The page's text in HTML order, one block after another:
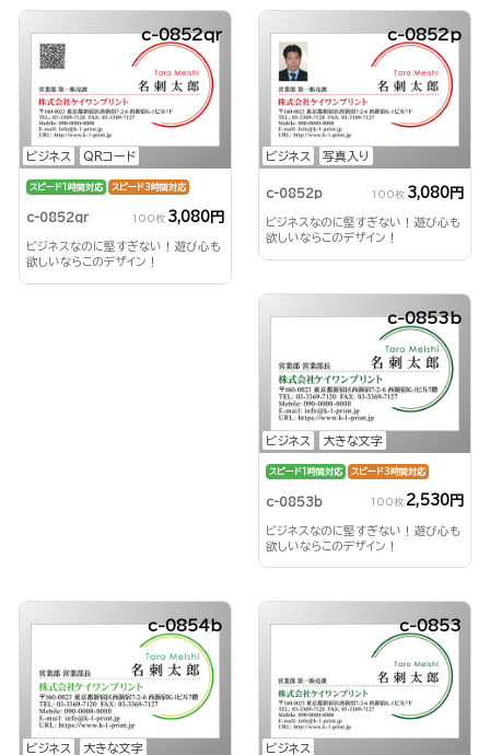
ビジネス QRコード
c-0852qr
スピード1時間対応 スピード3時間対応
c-0852qr 100枚 3,080円
ビジネスなのに堅すぎない！遊び心も
欲しいならこのデザイン！
ビジネス 写真入り
c-0852p
c-0852p 100枚 3,080円
ビジネスなのに堅すぎない！遊び心も
欲しいならこのデザイン！
ビジネス 大きな文字
c-0853b
スピード1時間対応 スピード3時間対応
c-0853b 100枚 2,530円
ビジネスなのに堅すぎない！遊び心も
欲しいならこのデザイン！
ビジネス 大きな文字
c-0854b
ビジネス
c-0853